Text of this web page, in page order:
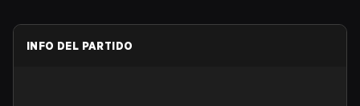
INFO DEL PARTIDO